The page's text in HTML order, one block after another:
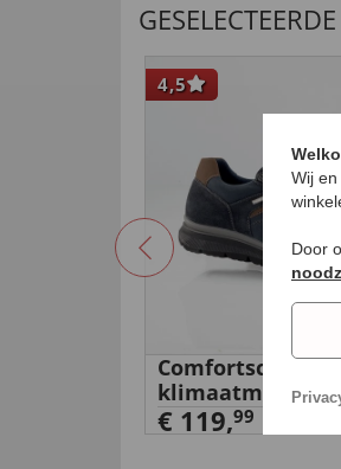
4,5
€ 119,99
Wij
Door